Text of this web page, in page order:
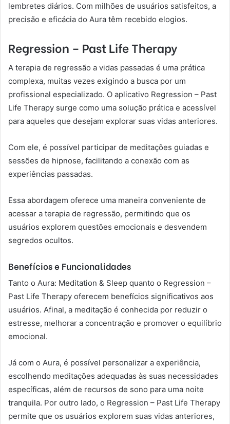
lembretes diários. Com milhões de usuários satisfeitos, a
precisão e eficácia do Aura têm recebido elogios.
Regression – Past Life Therapy
A terapia de regressão a vidas passadas é uma prática
complexa, muitas vezes exigindo a busca por um
profissional especializado. O aplicativo Regression – Past
Life Therapy surge como uma solução prática e acessível
para aqueles que desejam explorar suas vidas anteriores.
Com ele, é possível participar de meditações guiadas e
sessões de hipnose, facilitando a conexão com as
experiências passadas.
Essa abordagem oferece uma maneira conveniente de
acessar a terapia de regressão, permitindo que os
usuários explorem questões emocionais e desvendem
segredos ocultos.
Benefícios e Funcionalidades
Tanto o Aura: Meditation & Sleep quanto o Regression –
Past Life Therapy oferecem benefícios significativos aos
usuários. Afinal, a meditação é conhecida por reduzir o
estresse, melhorar a concentração e promover o equilíbrio
emocional.
Já com o Aura, é possível personalizar a experiência,
escolhendo meditações adequadas às suas necessidades
específicas, além de recursos de sono para uma noite
tranquila. Por outro lado, o Regression – Past Life Therapy
permite que os usuários explorem suas vidas anteriores,